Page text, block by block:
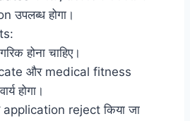
उपलब्ध होगा।
होना चाहिए।
और medical fitness
होगा।
application reject किया जा